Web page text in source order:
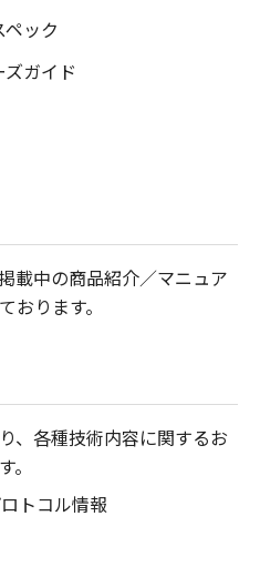
ック
ガイド
載中の商品紹介／マニュア
おります。
、各種技術内容に関するお
トコル情報